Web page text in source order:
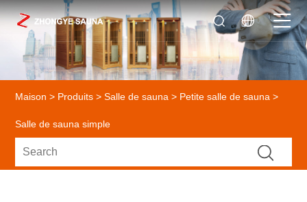
Maison > Produits >Salle de sauna > Petite salle de sauna >
Salle de sauna simple